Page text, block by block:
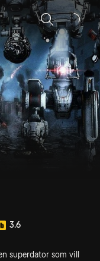
Sök
3.6
superdator som vill